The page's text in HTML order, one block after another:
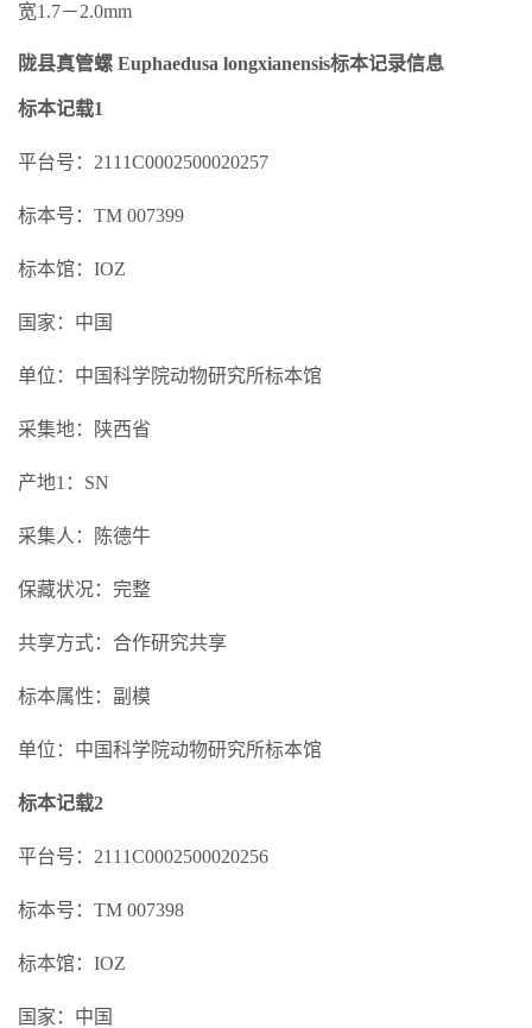
宽1.7－2.0mm
陇县真管螺 Euphaedusa longxianensis标本记录信息
标本记载1
平台号：2111C0002500020257
标本号：TM 007399
标本馆：IOZ
国家：中国
单位：中国科学院动物研究所标本馆
采集地：陕西省
产地1：SN
采集人：陈德牛
保藏状况：完整
共享方式：合作研究共享
标本属性：副模
单位：中国科学院动物研究所标本馆
标本记载2
平台号：2111C0002500020256
标本号：TM 007398
标本馆：IOZ
国家：中国